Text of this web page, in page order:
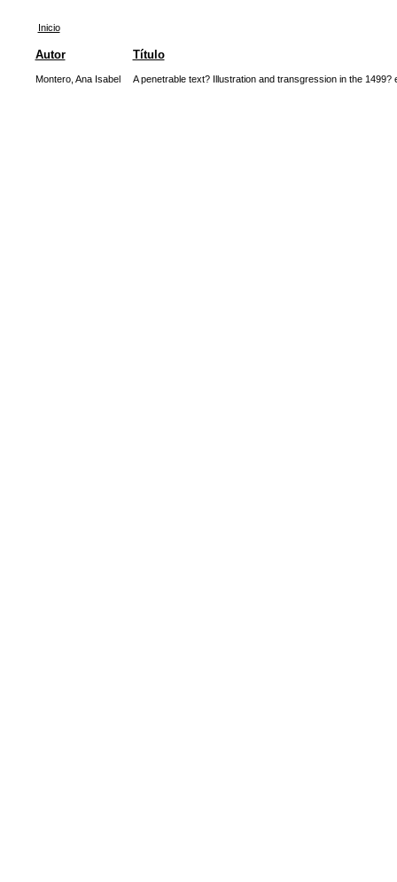
Inicio
Autor Título
Montero, Ana Isabel A penetrable text? Illustration and transgression in the 1499?